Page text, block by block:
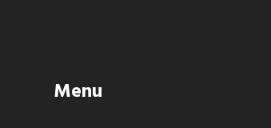
Menu